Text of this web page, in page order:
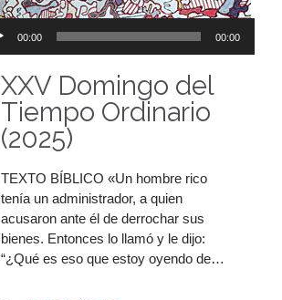
00:00 00:00
XXV Domingo del
Tiempo Ordinario
(2025)
TEXTO BÍBLICO «Un hombre rico
tenía un administrador, a quien
acusaron ante él de derrochar sus
bienes. Entonces lo llamó y le dijo:
“¿Qué es eso que estoy oyendo de…